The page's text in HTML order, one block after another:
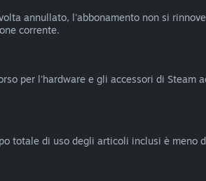
annullato, l'abbonamento non si
corrente.
per l'hardware e gli accessori di Steam
totale di uso degli articoli inclusi è meno